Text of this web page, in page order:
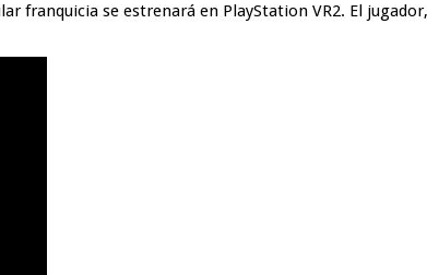
franquicia se estrenará en PlayStation VR2. El